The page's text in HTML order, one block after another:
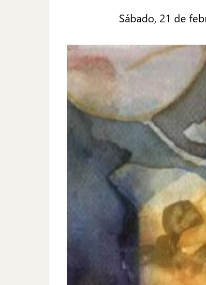
Sábado, 21 de